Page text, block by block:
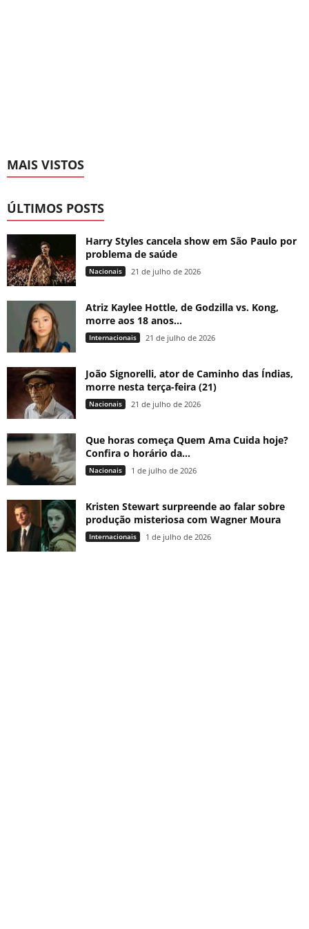
MAIS VISTOS
ÚLTIMOS POSTS
Harry Styles cancela show em São Paulo por
problema de saúde
Nacionais 21 de julho de 2026
Atriz Kaylee Hottle, de Godzilla vs. Kong,
morre aos 18 anos...
Internacionais 21 de julho de 2026
João Signorelli, ator de Caminho das Índias,
morre nesta terça-feira (21)
Nacionais 21 de julho de 2026
Que horas começa Quem Ama Cuida hoje?
Confira o horário da...
Nacionais 1 de julho de 2026
Kristen Stewart surpreende ao falar sobre
produção misteriosa com Wagner Moura
Internacionais 1 de julho de 2026